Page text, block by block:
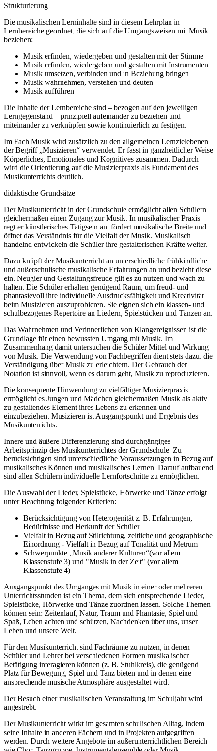
Strukturierung
Die musikalischen Lerninhalte sind in diesem Lehrplan in
Lernbereiche geordnet, die sich auf die Umgangsweisen mit Musik
beziehen:
Musik erfinden, wiedergeben und gestalten mit der Stimme
Musik erfinden, wiedergeben und gestalten mit Instrumenten
Musik umsetzen, verbinden und in Beziehung bringen
Musik wahrnehmen, verstehen und deuten
Musik aufführen
Die Inhalte der Lernbereiche sind – bezogen auf den jeweiligen
Lerngegenstand – prinzipiell aufeinander zu beziehen und
miteinander zu verknüpfen sowie kontinuierlich zu festigen.
Im Fach Musik wird zusätzlich zu den allgemeinen Lernzielebenen
der Begriff „Musizieren“ verwendet. Er fasst in ganzheitlicher Weise
Körperliches, Emotionales und Kognitives zusammen. Dadurch
wird die Orientierung auf die Musizierpraxis als Fundament des
Musikunterrichts deutlich.
didaktische Grundsätze
Der Musikunterricht in der Grundschule ermöglicht allen Schülern
gleichermaßen einen Zugang zur Musik. In musikalischer Praxis
regt er künstlerisches Tätigsein an, fördert musikalische Breite und
öffnet das Verständnis für die Vielfalt der Musik. Musikalisch
handelnd entwickeln die Schüler ihre gestalterischen Kräfte weiter.
Dazu knüpft der Musikunterricht an unterschiedliche frühkindliche
und außerschulische musikalische Erfahrungen an und bezieht diese
ein. Neugier und Gestaltungsfreude gilt es zu nutzen und wach zu
halten. Die Schüler erhalten genügend Raum, um freud- und
phantasievoll ihre individuelle Ausdrucksfähigkeit und Kreativität
beim Musizieren auszuprobieren. Sie eignen sich ein klassen- und
schulbezogenes Repertoire an Liedern, Spielstücken und Tänzen an.
Das Wahrnehmen und Verinnerlichen von Klangereignissen ist die
Grundlage für einen bewussten Umgang mit Musik. Im
Zusammenhang damit untersuchen die Schüler Mittel und Wirkung
von Musik. Die Verwendung von Fachbegriffen dient stets dazu, die
Verständigung über Musik zu erleichtern. Der Gebrauch der
Notation ist sinnvoll, wenn es darum geht, Musik zu reproduzieren.
Die konsequente Hinwendung zu vielfältiger Musizierpraxis
ermöglicht es Jungen und Mädchen gleichermaßen Musik als aktiv
zu gestaltendes Element ihres Lebens zu erkennen und
einzubeziehen. Musizieren ist Ausgangspunkt und Ergebnis des
Musikunterrichts.
Innere und äußere Differenzierung sind durchgängiges
Arbeitsprinzip des Musikunterrichtes der Grundschule. Zu
berücksichtigen sind unterschiedliche Voraussetzungen in Bezug auf
musikalisches Können und musikalisches Lernen. Darauf aufbauend
sind allen Schülern individuelle Lernfortschritte zu ermöglichen.
Die Auswahl der Lieder, Spielstücke, Hörwerke und Tänze erfolgt
unter Beachtung folgender Kriterien:
Berücksichtigung von Heterogenität z. B. Erfahrungen,
Bedürfnisse und Herkunft der Schüler
Vielfalt in Bezug auf Stilrichtung, zeitliche und geographische
Einordnung - Vielfalt in Bezug auf Tonalität und Metrum
Schwerpunkte „Musik anderer Kulturen“(vor allem
Klassenstufe 3) und "Musik in der Zeit" (vor allem
Klassenstufe 4)
Ausgangspunkt des Umganges mit Musik in einer oder mehreren
Unterrichtsstunden ist ein Thema, dem sich entsprechende Lieder,
Spielstücke, Hörwerke und Tänze zuordnen lassen. Solche Themen
können sein: Zeitenlauf, Natur, Traum und Phantasie, Spiel und
Spaß, Leben achten und schützen, Nachdenken über uns, unser
Leben und unsere Welt.
Für den Musikunterricht sind Fachräume zu nutzen, in denen
Schüler und Lehrer bei verschiedenen Formen musikalischer
Betätigung interagieren können (z. B. Stuhlkreis), die genügend
Platz für Bewegung, Spiel und Tanz bieten und in denen eine
ansprechende musische Atmosphäre ausgestaltet wird.
Der Besuch einer musikalischen Veranstaltung im Schuljahr wird
angestrebt.
Der Musikunterricht wirkt im gesamten schulischen Alltag, indem
seine Inhalte in anderen Fächern und in Projekten aufgegriffen
werden. Durch weitere Angebote im außerunterrichtlichen Bereich